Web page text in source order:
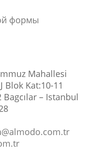
формы
Mahallesi
Blok Kat:10-11
– Istanbul